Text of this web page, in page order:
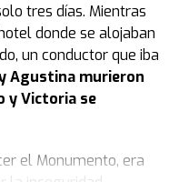
el momento en que
el que habría
por las cámaras de
de la zona este de
de la muerte de su
tres días. Mientras
donde se alojaban
un conductor que iba
Agustina murieron
y Victoria se
el Monumento, era